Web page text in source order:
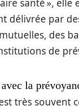
santé », elle
délivrée par
des
de
la
très souvent